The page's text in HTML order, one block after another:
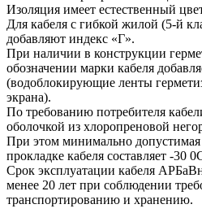
Изоляция имеет естественный
Для кабеля с гибкой жилой (5-й
добавляют индекс «Г».
При наличии в конструкции
обозначении марки кабеля
(водоблокирующие ленты
экрана).
По требованию потребителя
оболочкой из хлоропреновой
При этом минимально допустимая
прокладке кабеля составляет -30
Срок эксплуатации кабеля
менее 20 лет при соблюдении
транспортированию и хранению.